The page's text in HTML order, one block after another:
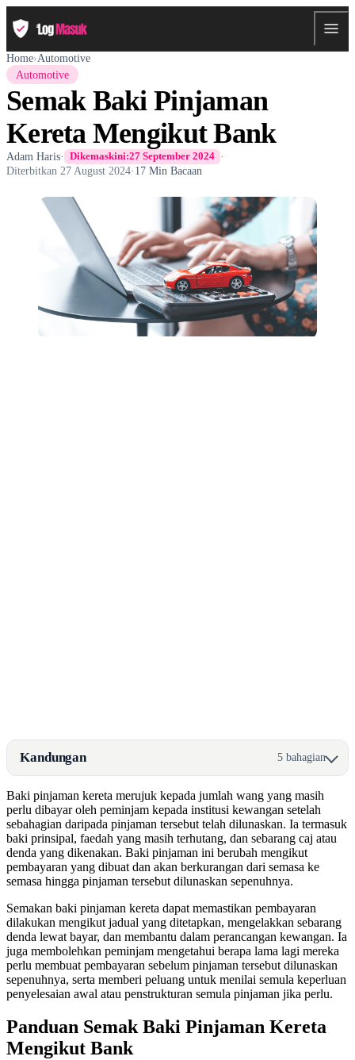
Home›Automotive
Automotive
Semak Baki Pinjaman
Kereta Mengikut Bank
Adam Haris· Dikemaskini:27 September 2024 ·
Diterbitkan 27 August 2024·17 Min Bacaan
Kandungan 5 bahagian
Baki pinjaman kereta merujuk kepada jumlah wang yang masih
perlu dibayar oleh peminjam kepada institusi kewangan setelah
sebahagian daripada pinjaman tersebut telah dilunaskan. Ia termasuk
baki prinsipal, faedah yang masih terhutang, dan sebarang caj atau
denda yang dikenakan. Baki pinjaman ini berubah mengikut
pembayaran yang dibuat dan akan berkurangan dari semasa ke
semasa hingga pinjaman tersebut dilunaskan sepenuhnya.
Semakan baki pinjaman kereta dapat memastikan pembayaran
dilakukan mengikut jadual yang ditetapkan, mengelakkan sebarang
denda lewat bayar, dan membantu dalam perancangan kewangan. Ia
juga membolehkan peminjam mengetahui berapa lama lagi mereka
perlu membuat pembayaran sebelum pinjaman tersebut dilunaskan
sepenuhnya, serta memberi peluang untuk menilai semula keperluan
penyelesaian awal atau penstrukturan semula pinjaman jika perlu.
Panduan Semak Baki Pinjaman Kereta
Mengikut Bank